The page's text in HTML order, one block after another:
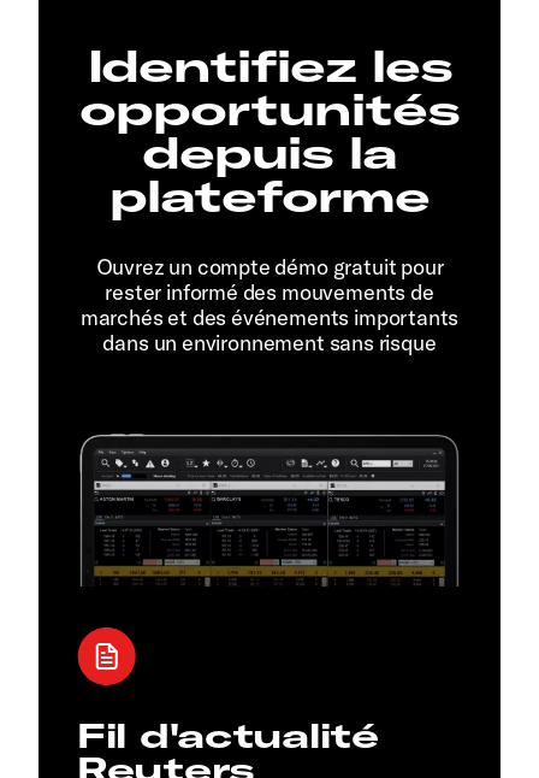
Identifiez les
opportunités
depuis la
plateforme
Ouvrez un compte démo gratuit pour
rester informé des mouvements de
marchés et des événements importants
dans un environnement sans risque
Fil d'actualité
Reuters